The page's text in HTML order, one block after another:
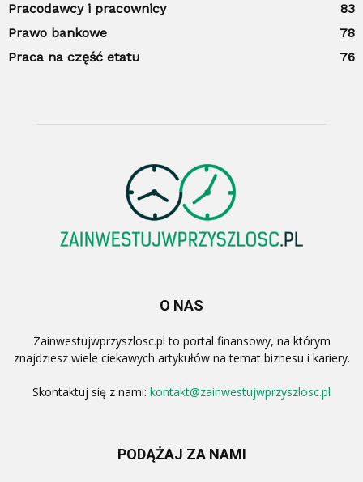
Pracodawcy i pracownicy
83
Prawo bankowe
78
Praca na część etatu
76
O NAS
Zainwestujwprzyszlosc.pl to portal finansowy, na którym
znajdziesz wiele ciekawych artykułów na temat biznesu i kariery.
Skontaktuj się z nami: kontakt@zainwestujwprzyszlosc.pl
PODĄŻAJ ZA NAMI